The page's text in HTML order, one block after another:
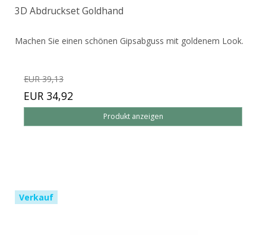
3D Abdruckset Goldhand
Machen Sie einen schönen Gipsabguss mit goldenem Look.
EUR 39,13
EUR 34,92
Produkt anzeigen
Verkauf